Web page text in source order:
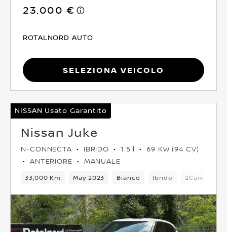
23.000 €
ROTALNORD AUTO
Seleziona Veicolo
NISSAN Usato Garantito
Nissan Juke
N-CONNECTA IBRIDO 1.5 l
69 KW (94 CV)
ANTERIORE
MANUALE
33,000 Km May 2023 Bianco Ibrido 2Cambio